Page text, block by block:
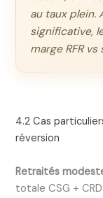
au taux plein.
significative,
marge RFR
4.2 Cas
réversion
Retraités
totale CSG +